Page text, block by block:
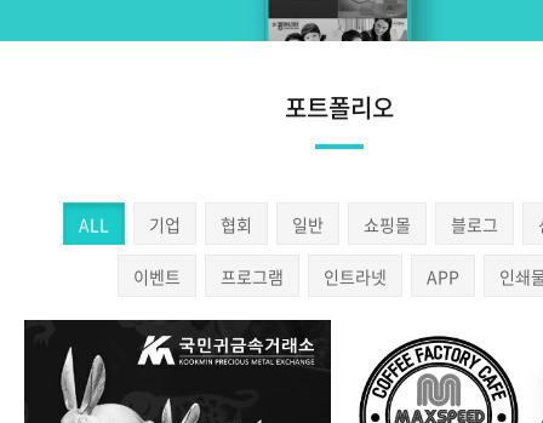
포트폴리오
ALL 기업 협회 일반 쇼핑몰 블로그
이벤트 프로그램 인트라넷 APP 인쇄